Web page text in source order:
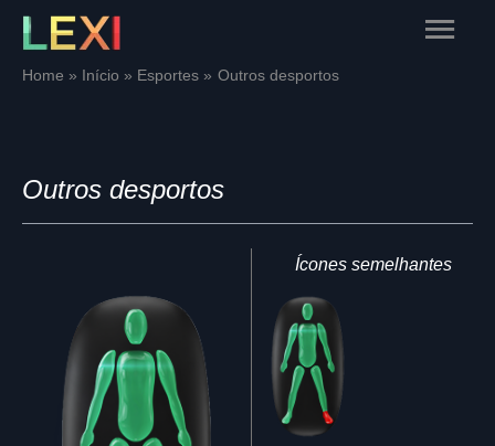
Skip
content
Main
Home Início Esportes Outros desportos
Outros desportos
Ícones semelhantes